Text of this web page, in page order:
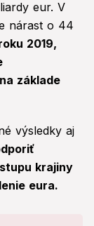
eur. V
nárast o 44
2019,
základe
výsledky aj
krajiny
eura.